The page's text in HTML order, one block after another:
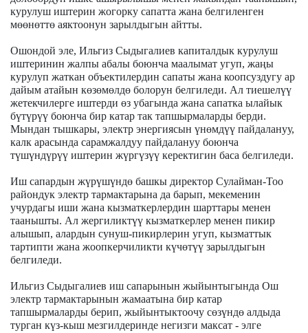
курулуш иштерин жогорку сапатта жана белгиленген
мөөнөттө аяктоонун зарылдыгын айтты.
Ошондой эле, Ильгиз Сыдыгалиев капиталдык курулуш
иштеринин жалпы абалы боюнча маалымат угуп, жаңы
курулуп жаткан объектилердин сапаты жана коопсуздугу ар
дайым атайын көзөмөлдө болорун белгиледи. Ал тиешелүү
жетекчилерге иштерди өз убагында жана сапатка ылайык
бүтүрүү боюнча бир катар так тапшырмаларды берди.
Мындан тышкары, электр энергиясын үнөмдүү пайдалануу,
калк арасында сарамжалдуу пайдалануу боюнча
түшүндүрүү иштерин жүргүзүү керектигин баса белгиледи.
Иш сапардын жүрүшүндө башкы директор Сулайман-Тоо
райондук электр тармактарына да барып, мекеменин
учурдагы иши жана кызматкерлердин шарттары менен
таанышты. Ал жергиликтүү кызматкерлер менен пикир
алышып, алардын сунуш-пикирлерин угуп, кызматтык
тартипти жана жоопкерчиликти күчөтүү зарылдыгын
белгиледи.
Ильгиз Сыдыгалиев иш сапарынын жыйынтыгында Ош
электр тармактарынын жамаатына бир катар
тапшырмаларды берип, жыйынтыктоочу сөзүндө алдыда
турган күз-кыш мезгилдеринде негизги максат - элге